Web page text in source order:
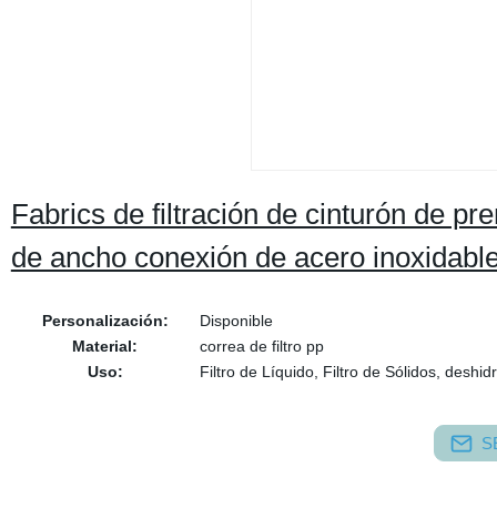
Fabrics de filtración de cinturón de
de ancho conexión de acero
Personalización:
Disponible
Material:
correa de filtro pp
Uso:
Filtro de Líquido, Filtro de Sólidos,